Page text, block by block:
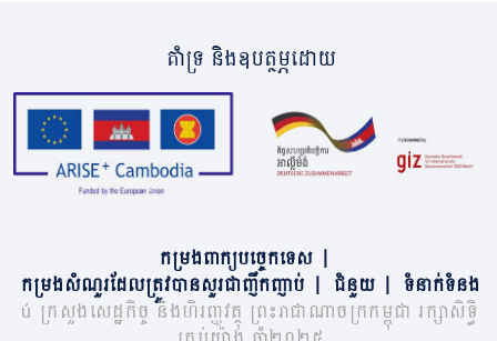
គាំទ្រ និងឧបត្ថម្ភដោយ
កម្រងពាក្យបច្ចេកទេស
|
កម្រងសំណួរដែលត្រូវបានសួរជាញឹកញាប់
| ជំនួយ |
ទំនាក់ទំនង
© ក្រសួងសេដ្ឋកិច្ច និងហិរញ្ញវត្ថុ ព្រះរាជាណាចក្រកម្ពុជា រក្សាសិទ្ធិ